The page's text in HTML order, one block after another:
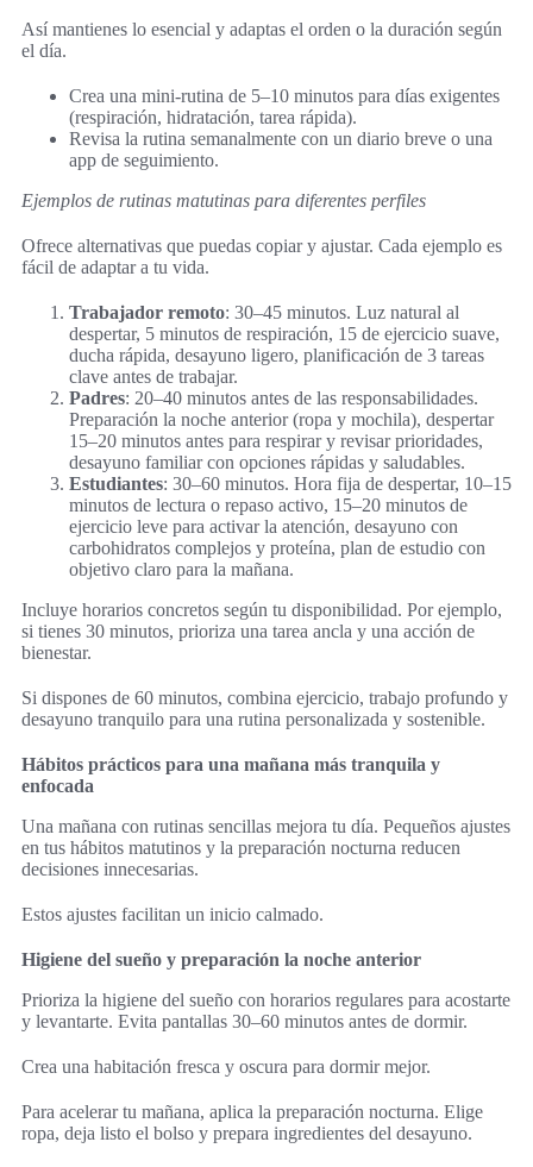
Así mantienes lo esencial y adaptas el orden o la duración según
el día.
Crea una mini-rutina de 5–10 minutos para días exigentes
(respiración, hidratación, tarea rápida).
Revisa la rutina semanalmente con un diario breve o una
app de seguimiento.
Ejemplos de rutinas matutinas para diferentes perfiles
Ofrece alternativas que puedas copiar y ajustar. Cada ejemplo es
fácil de adaptar a tu vida.
Trabajador remoto: 30–45 minutos. Luz natural al
despertar, 5 minutos de respiración, 15 de ejercicio suave,
ducha rápida, desayuno ligero, planificación de 3 tareas
clave antes de trabajar.
Padres: 20–40 minutos antes de las responsabilidades.
Preparación la noche anterior (ropa y mochila), despertar
15–20 minutos antes para respirar y revisar prioridades,
desayuno familiar con opciones rápidas y saludables.
Estudiantes: 30–60 minutos. Hora fija de despertar, 10–15
minutos de lectura o repaso activo, 15–20 minutos de
ejercicio leve para activar la atención, desayuno con
carbohidratos complejos y proteína, plan de estudio con
objetivo claro para la mañana.
Incluye horarios concretos según tu disponibilidad. Por ejemplo,
si tienes 30 minutos, prioriza una tarea ancla y una acción de
bienestar.
Si dispones de 60 minutos, combina ejercicio, trabajo profundo y
desayuno tranquilo para una rutina personalizada y sostenible.
Hábitos prácticos para una mañana más tranquila y
enfocada
Una mañana con rutinas sencillas mejora tu día. Pequeños ajustes
en tus hábitos matutinos y la preparación nocturna reducen
decisiones innecesarias.
Estos ajustes facilitan un inicio calmado.
Higiene del sueño y preparación la noche anterior
Prioriza la higiene del sueño con horarios regulares para acostarte
y levantarte. Evita pantallas 30–60 minutos antes de dormir.
Crea una habitación fresca y oscura para dormir mejor.
Para acelerar tu mañana, aplica la preparación nocturna. Elige
ropa, deja listo el bolso y prepara ingredientes del desayuno.